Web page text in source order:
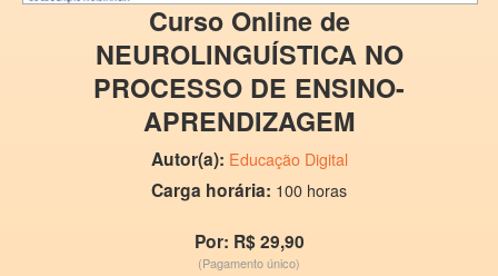
Curso Online de
NEUROLINGUÍSTICA NO
PROCESSO DE ENSINO-
APRENDIZAGEM
Autor(a): Educação Digital
Carga horária: 100 horas
Por: R$ 29,90
(Pagamento único)